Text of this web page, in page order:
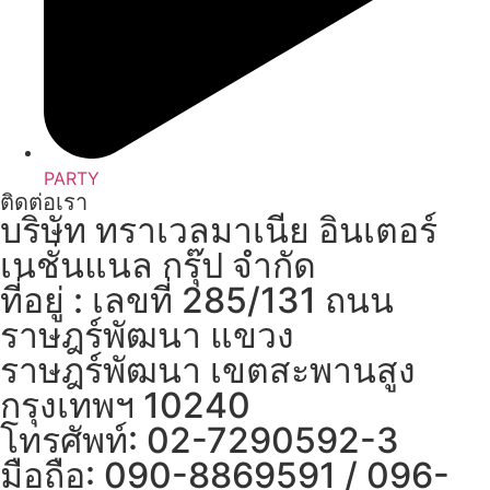
PARTY
ติดต่อเรา
บริษัท ทราเวลมาเนีย อินเตอร์
เนชั่นแนล กรุ๊ป จำกัด
ที่อยู่ : เลขที่ 285/131 ถนน
ราษฎร์พัฒนา แขวง
ราษฎร์พัฒนา เขตสะพานสูง
กรุงเทพฯ 10240
โทรศัพท์: 02-7290592-3
มือถือ: 090-8869591 / 096-